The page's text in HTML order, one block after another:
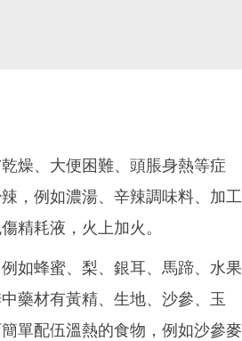
燥、大便困難、頭脹身熱等症
，例如濃湯、辛辣調味料、加工
精耗液，火上加火。
如蜂蜜、梨、銀耳、馬蹄、水果
藥材有黃精、生地、沙參、玉
單配伍溫熱的食物，例如沙參麥